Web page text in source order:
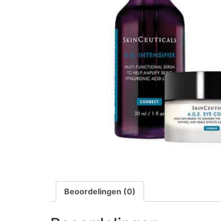
Beoordelingen (0)